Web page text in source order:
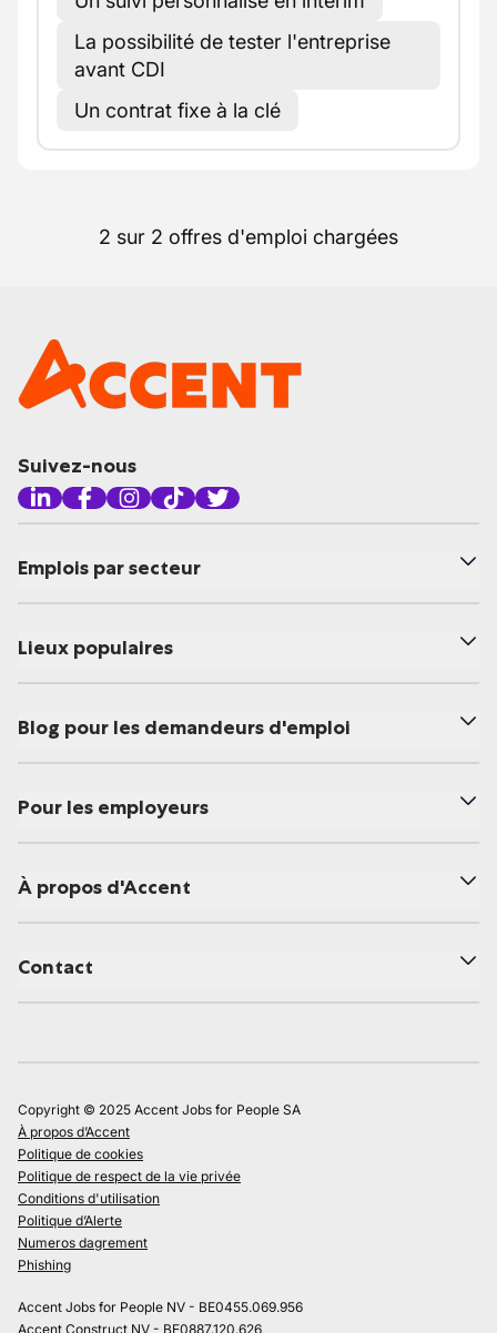
La possibilité de tester l'entreprise
avant CDI
Un contrat fixe à la clé
2 sur 2 offres d'emploi chargées
Suivez-nous
Emplois par secteur
Lieux populaires
Blog pour les demandeurs d'emploi
Pour les employeurs
À propos d'Accent
Contact
Copyright © 2025 Accent Jobs for People SA
À propos d’Accent
Politique de cookies
Politique de respect de la vie privée
Conditions d'utilisation
Politique d’Alerte
Numeros dagrement
Phishing
Accent Jobs for People NV - BE0455.069.956
Accent Construct NV - BE0887.120.626